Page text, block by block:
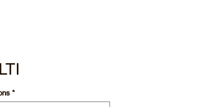
*